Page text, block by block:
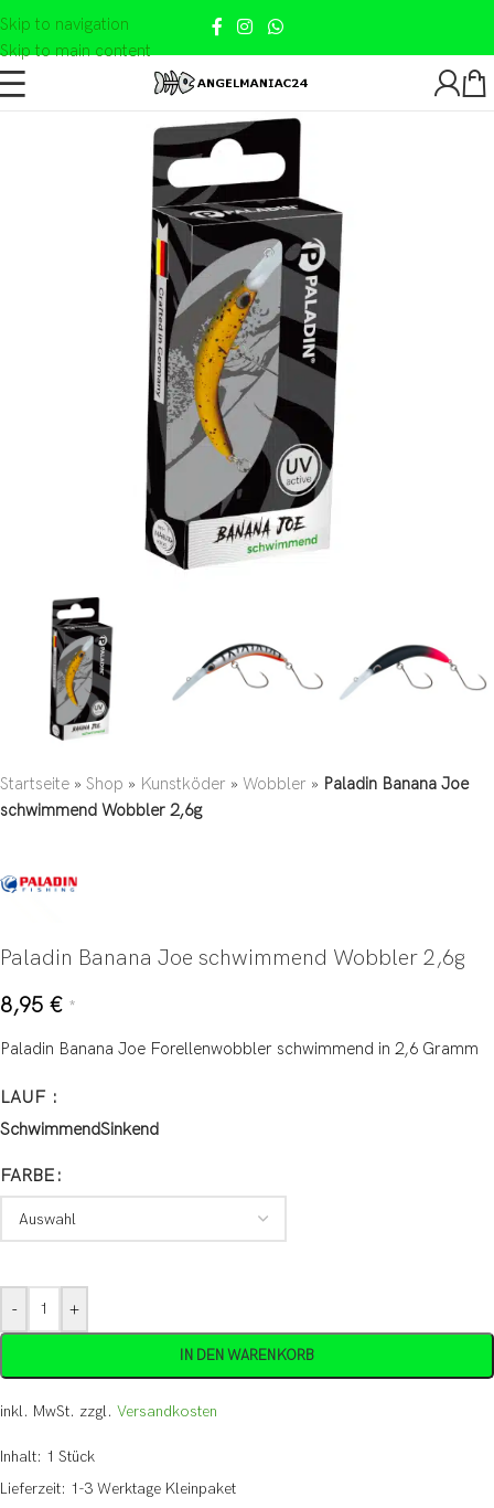
Skip to navigation
Skip to main content
Startseite » Shop » Kunstköder » Wobbler » Paladin Banana Joe
schwimmend Wobbler 2,6g
Paladin Banana Joe schwimmend Wobbler 2,6g
8,95 € *
Paladin Banana Joe Forellenwobbler schwimmend in 2,6 Gramm
LAUF
SchwimmendSinkend
FARBE
- +
IN DEN WARENKORB
inkl. MwSt. zzgl. Versandkosten
Inhalt: 1 Stück
Lieferzeit: 1-3 Werktage Kleinpaket